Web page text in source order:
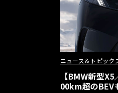
ニュース＆トピック
【BMW新型
00km超のBEV